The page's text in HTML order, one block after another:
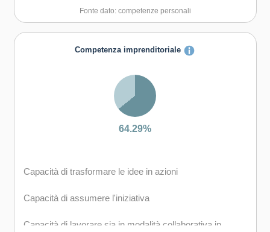
Capacità di comunicare costruttivamente in ambienti
Capacità di creare fiducia e provare empatia
Capacità di mantenersi resilienti
Capacità di favorire il proprio benessere fisico ed
Fonte dato: competenze personali
Competenza imprenditoriale
64.29%
Capacità di trasformare le idee in azioni
Capacità di assumere l'iniziativa
Capacità di lavorare sia in modalità collaborativa in